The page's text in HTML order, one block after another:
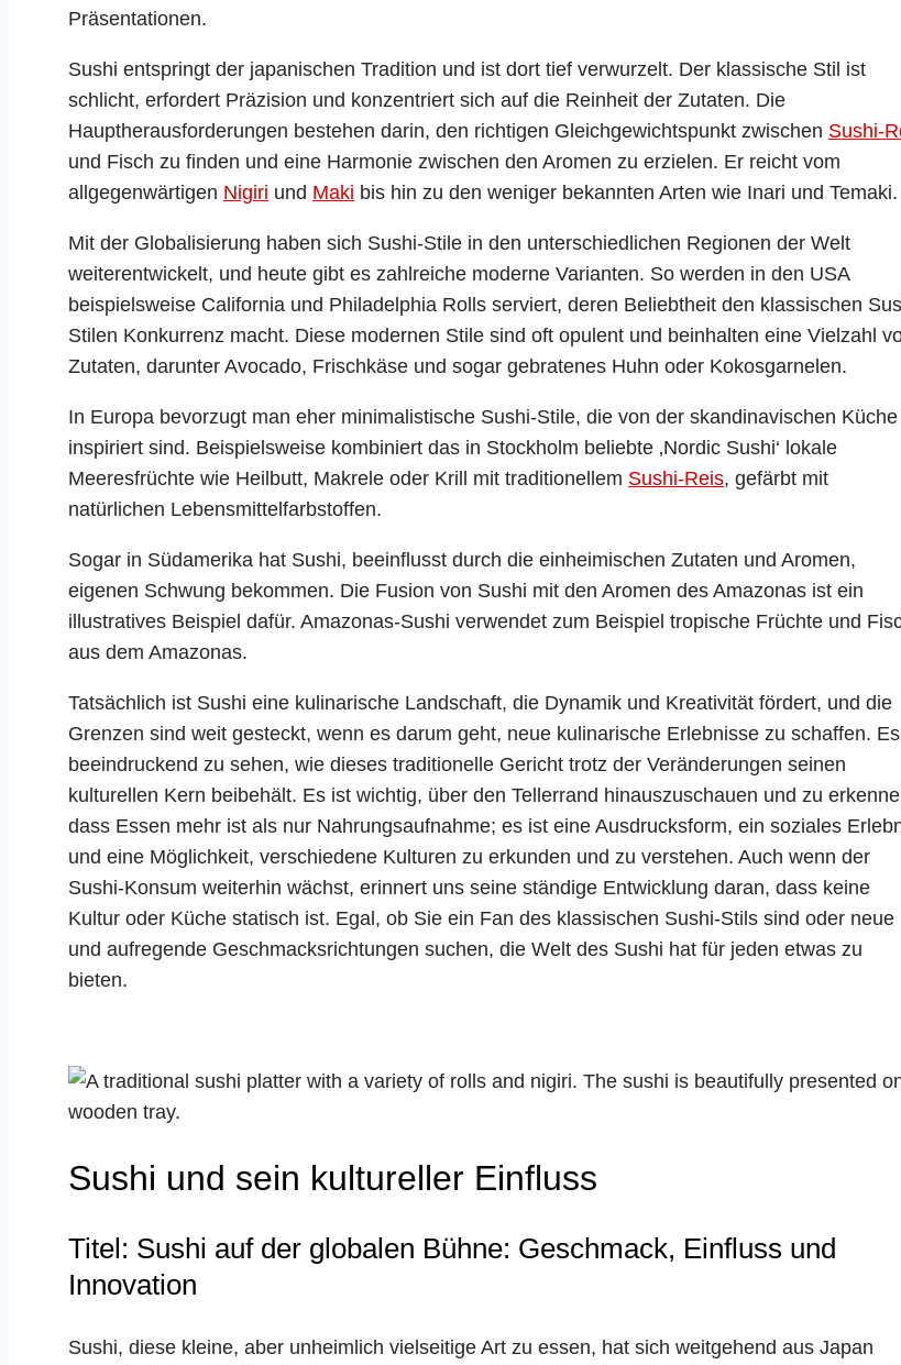
Präsentationen.
Sushi entspringt der japanischen Tradition und ist dort tief verwurzelt. Der klassische Stil ist
schlicht, erfordert Präzision und konzentriert sich auf die Reinheit der Zutaten. Die
Hauptherausforderungen bestehen darin, den richtigen Gleichgewichtspunkt zwischen Sushi-
und Fisch zu finden und eine Harmonie zwischen den Aromen zu erzielen. Er reicht vom
allgegenwärtigen Nigiri und Maki bis hin zu den weniger bekannten Arten wie Inari und Temaki.
Mit der Globalisierung haben sich Sushi-Stile in den unterschiedlichen Regionen der Welt
weiterentwickelt, und heute gibt es zahlreiche moderne Varianten. So werden in den USA
beispielsweise California und Philadelphia Rolls serviert, deren Beliebtheit den klassischen
Stilen Konkurrenz macht. Diese modernen Stile sind oft opulent und beinhalten eine Vielzahl
Zutaten, darunter Avocado, Frischkäse und sogar gebratenes Huhn oder Kokosgarnelen.
In Europa bevorzugt man eher minimalistische Sushi-Stile, die von der skandinavischen Küche
inspiriert sind. Beispielsweise kombiniert das in Stockholm beliebte ‚Nordic Sushi‘ lokale
Meeresfrüchte wie Heilbutt, Makrele oder Krill mit traditionellem Sushi-Reis, gefärbt mit
natürlichen Lebensmittelfarbstoffen.
Sogar in Südamerika hat Sushi, beeinflusst durch die einheimischen Zutaten und Aromen,
eigenen Schwung bekommen. Die Fusion von Sushi mit den Aromen des Amazonas ist ein
illustratives Beispiel dafür. Amazonas-Sushi verwendet zum Beispiel tropische Früchte und
aus dem Amazonas.
Tatsächlich ist Sushi eine kulinarische Landschaft, die Dynamik und Kreativität fördert, und die
Grenzen sind weit gesteckt, wenn es darum geht, neue kulinarische Erlebnisse zu schaffen.
beeindruckend zu sehen, wie dieses traditionelle Gericht trotz der Veränderungen seinen
kulturellen Kern beibehält. Es ist wichtig, über den Tellerrand hinauszuschauen und zu
dass Essen mehr ist als nur Nahrungsaufnahme; es ist eine Ausdrucksform, ein soziales
und eine Möglichkeit, verschiedene Kulturen zu erkunden und zu verstehen. Auch wenn der
Sushi-Konsum weiterhin wächst, erinnert uns seine ständige Entwicklung daran, dass keine
Kultur oder Küche statisch ist. Egal, ob Sie ein Fan des klassischen Sushi-Stils sind oder neue
und aufregende Geschmacksrichtungen suchen, die Welt des Sushi hat für jeden etwas zu
bieten.
Sushi und sein kultureller Einfluss
Titel: Sushi auf der globalen Bühne: Geschmack, Einfluss und
Innovation
Sushi, diese kleine, aber unheimlich vielseitige Art zu essen, hat sich weitgehend aus Japan